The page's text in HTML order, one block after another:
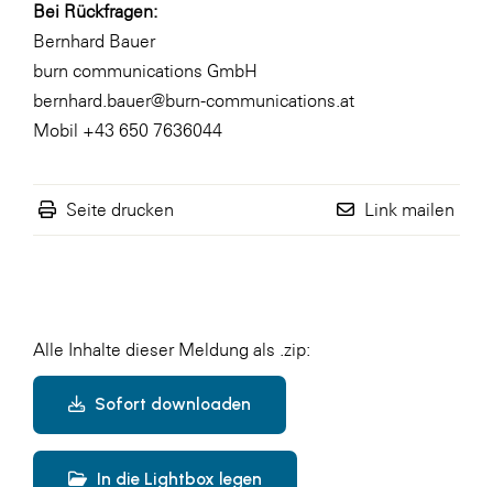
Bei Rückfragen:
Bernhard Bauer
burn communications GmbH
bernhard.bauer@burn-communications.at
Mobil +43 650 7636044
Seite drucken Link mailen
Alle Inhalte dieser Meldung als .zip:
Sofort downloaden
In die Lightbox legen